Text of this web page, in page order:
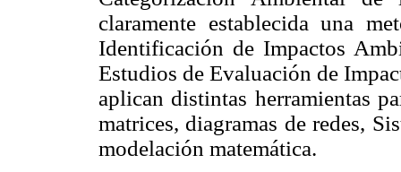
claramente establecida una
Identificación de Impactos
Estudios de Evaluación de
aplican distintas herramientas
matrices, diagramas de redes,
modelación matemática.